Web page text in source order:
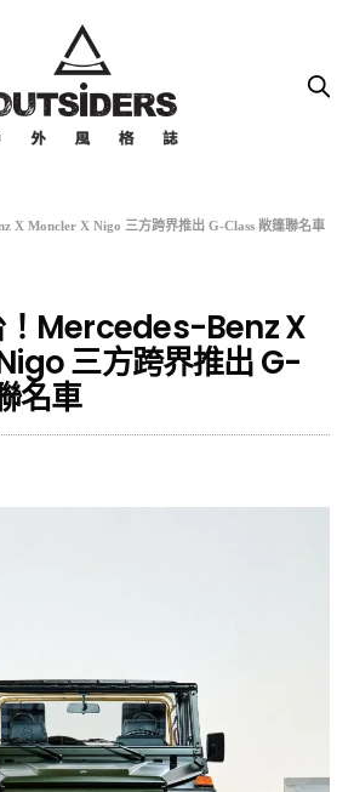
X Moncler X Nigo 三方跨界推出 G-Class 敞篷聯名車
！Mercedes-Benz X
三方跨界推出 G-
名車